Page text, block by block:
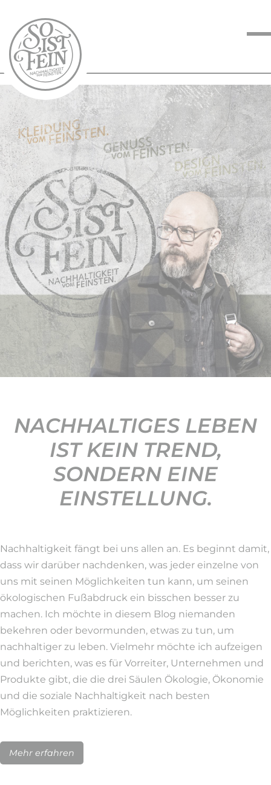
NACHHALTIGKEIT
VOM FEINSTEN
KOCHEN VOM
FEINSTEN
BLOG
KONTAKT
NACHHALTIGES LEBEN
IST KEIN TREND,
SONDERN EINE
EINSTELLUNG.
Nachhaltigkeit fängt bei uns allen an. Es beginnt damit,
dass wir darüber nachdenken, was jeder einzelne von
uns mit seinen Möglichkeiten tun kann, um seinen
ökologischen Fußabdruck ein bisschen besser zu
machen. Ich möchte in diesem Blog niemanden
bekehren oder bevormunden, etwas zu tun, um
nachhaltiger zu leben. Vielmehr möchte ich aufzeigen
und berichten, was es für Vorreiter, Unternehmen und
Produkte gibt, die die drei Säulen Ökologie, Ökonomie
und die soziale Nachhaltigkeit nach besten
Möglichkeiten praktizieren.
Mehr erfahren